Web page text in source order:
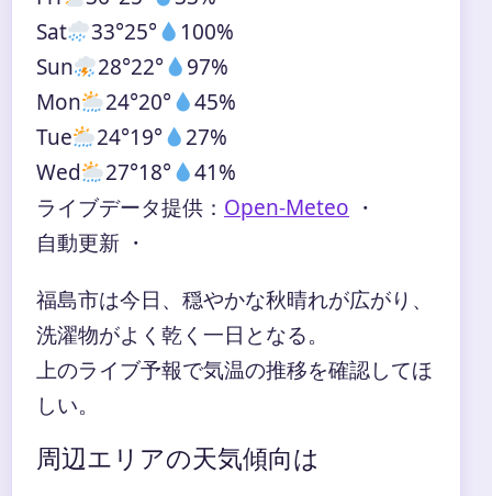
Sat
33°25°
100%
Sun
28°22°
97%
Mon
24°20°
45%
Tue
24°19°
27%
Wed
27°18°
41%
ライブデータ提供： Open-Meteo ・
自動更新 ・
福島市は今日、穏やかな秋晴れが広がり、
洗濯物がよく乾く一日となる。
上のライブ予報で気温の推移を確認してほ
しい。
周辺エリアの天気傾向は